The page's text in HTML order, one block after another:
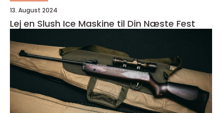
13. August 2024
Lej en Slush Ice Maskine til Din Næste Fest